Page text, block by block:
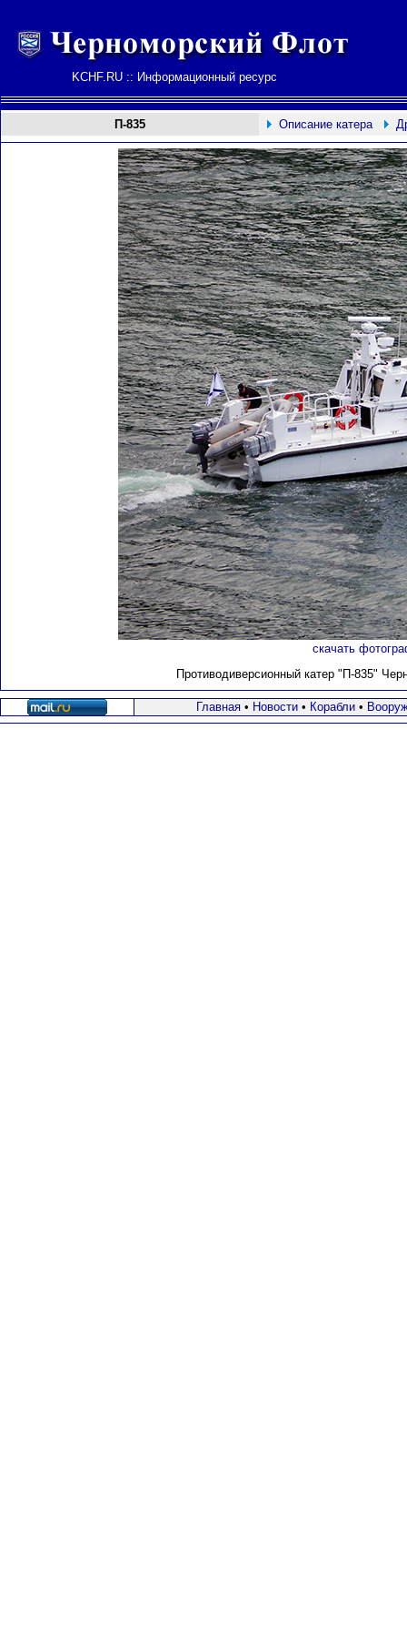
KCHF.RU :: Информационный ресурс
П-835 Описание катера
скачать
Противодиверсионный катер "П-835"
Главная• Новости• Корабли•